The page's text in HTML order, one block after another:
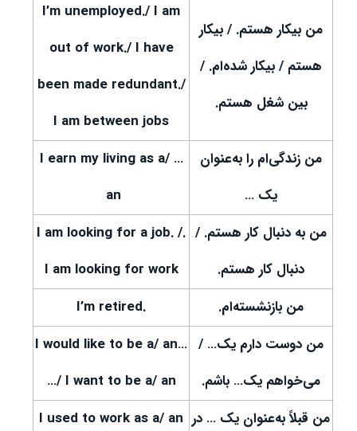
من بیکار هستم. / بیکار
هستم / بیکار شده‌ام. /
بین شغل هستم.
I’m unemployed./ I am
out of work./ I have
been made redundant./
I am between jobs
من زندگی‌ام را به‌عنوان
یک …
… I earn my living as a/
an
من به دنبال کار هستم. /
دنبال کار هستم.
.I am looking for a job. /
I am looking for work
من بازنشسته‌ام.
.I’m retired
من دوست دارم یک… /
می‌خواهم یک… باشم.
…I would like to be a/ an
…/ I want to be a/ an
من قبلاً به‌عنوان یک … در I used to work as a/ an